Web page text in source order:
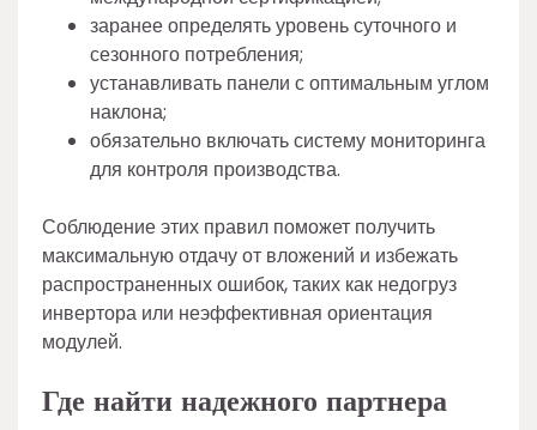
заранее определять уровень суточного и
сезонного потребления;
устанавливать панели с оптимальным углом
наклона;
обязательно включать систему мониторинга
для контроля производства.
Соблюдение этих правил поможет получить
максимальную отдачу от вложений и избежать
распространенных ошибок, таких как недогруз
инвертора или неэффективная ориентация
модулей.
Где найти надежного партнера